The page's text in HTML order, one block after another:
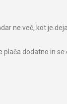
ne več, kot je
dodatno in